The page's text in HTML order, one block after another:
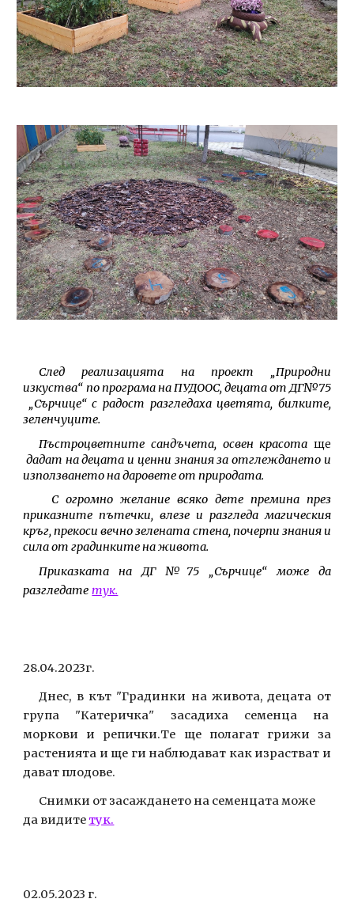
След реализацията на проект „Природни
изкуства“ по програма на ПУДООС, децата от ДГ№75
„Сърчице“ с радост разгледаха цветята, билките,
зеленчуците.
Пъстроцветните сандъчета, освен красота ще
дадат на децата и ценни знания за отглеждането и
използването на даровете от природата.
С огромно желание всяко дете премина през
приказните пътечки, влезе и разгледа магическия
кръг, прекоси вечно зелената стена, почерпи знания и
сила от градинките на живота.
Приказката на ДГ №75 „Сърчице“ може да
разгледате тук.
28.04.2023г.
Днес, в кът "Градинки на живота, децата от
група "Катеричка" засадиха семенца на
моркови и репички.Те ще полагат грижи за
растенията и ще ги наблюдават как израстват и
дават плодове.
Снимки от засаждането на семенцата може
да видите тук.
02.05.2023 г.